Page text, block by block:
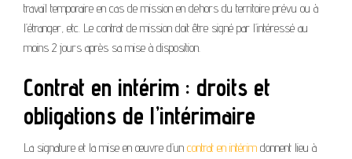
travail temporaire en cas de mission en dehors du territoire prévu ou à
l’étranger, etc. Le contrat de mission doit être signé par l’intéressé au
moins 2 jours après sa mise à disposition.
Contrat en intérim : droits et
obligations de l’intérimaire
La signature et la mise en œuvre d’un contrat en intérim donnent lieu à